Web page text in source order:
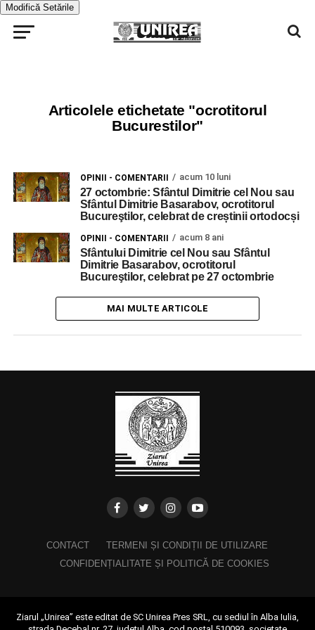
Modifică Setările
Articolele etichetate "ocrotitorul
Bucurestilor"
OPINII - COMENTARII acum 10 luni
27 octombrie: Sfântul Dimitrie cel Nou sau
Sfântul Dimitrie Basarabov, ocrotitorul
Bucureştilor, celebrat de creștinii ortodocși
OPINII - COMENTARII acum 8 ani
Sfântului Dimitrie cel Nou sau Sfântul
Dimitrie Basarabov, ocrotitorul
Bucureştilor, celebrat pe 27 octombrie
MAI MULTE ARTICOLE
CONTACT
TERMENI ȘI CONDIȚII DE UTILIZARE
CONFIDENȚIALITATE ȘI POLITICĂ DE COOKIES
Ziarul „Unirea” este editat de SC Unirea Pres SRL, cu sediul în Alba Iulia,